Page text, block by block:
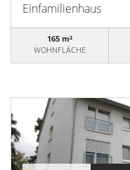
Einfamilienhaus
165 m²
WOHNFLÄCHE